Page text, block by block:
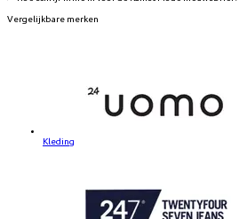
Vergelijkbare merken
Kleding